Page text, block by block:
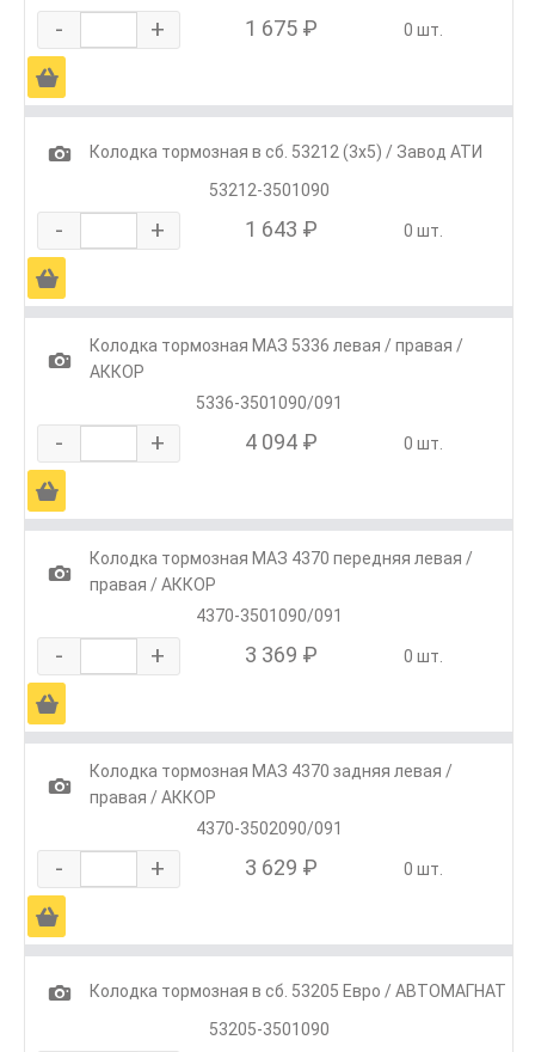
- + 1 675 ₽ 0 шт.
Ä
1
Колодка тормозная в сб. 53212 (3х5) / Завод АТИ
53212-3501090
- + 1 643 ₽ 0 шт.
Ä
1
Колодка тормозная МАЗ 5336 левая / правая /
АККОР
5336-3501090/091
- + 4 094 ₽ 0 шт.
Ä
1
Колодка тормозная МАЗ 4370 передняя левая /
правая / АККОР
4370-3501090/091
- + 3 369 ₽ 0 шт.
Ä
1
Колодка тормозная МАЗ 4370 задняя левая /
правая / АККОР
4370-3502090/091
- + 3 629 ₽ 0 шт.
Ä
1
Колодка тормозная в сб. 53205 Евро / АВТОМАГНАТ
53205-3501090